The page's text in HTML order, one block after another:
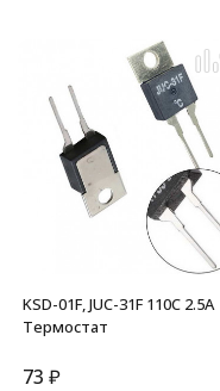
KSD-01F, JUC-31F 110C 2.5A
Термостат
73 ₽